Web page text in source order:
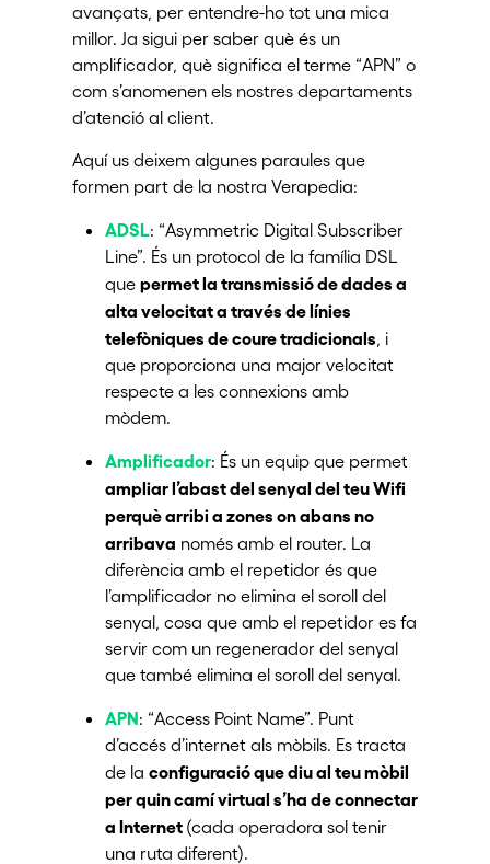
avançats, per entendre-ho tot una mica
millor. Ja sigui per saber què és un
amplificador, què significa el terme “APN” o
com s’anomenen els nostres departaments
d’atenció al client.
Aquí us deixem algunes paraules que
formen part de la nostra Verapedia:
ADSL: “Asymmetric Digital Subscriber
Line”. És un protocol de la família DSL
que permet la transmissió de dades a
alta velocitat a través de línies
telefòniques de coure tradicionals, i
que proporciona una major velocitat
respecte a les connexions amb
mòdem.
Amplificador: És un equip que permet
ampliar l’abast del senyal del teu Wifi
perquè arribi a zones on abans no
arribava només amb el router. La
diferència amb el repetidor és que
l’amplificador no elimina el soroll del
senyal, cosa que amb el repetidor es fa
servir com un regenerador del senyal
que també elimina el soroll del senyal.
APN: “Access Point Name”. Punt
d’accés d’internet als mòbils. Es tracta
de la configuració que diu al teu mòbil
per quin camí virtual s’ha de connectar
a Internet (cada operadora sol tenir
una ruta diferent).